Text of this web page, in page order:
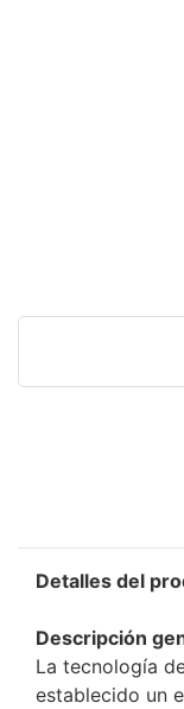
Detalles del
Descripción
La tecnología
establecido un